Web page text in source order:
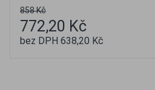
858 Kč
772,20 Kč
bez DPH 638,20 Kč